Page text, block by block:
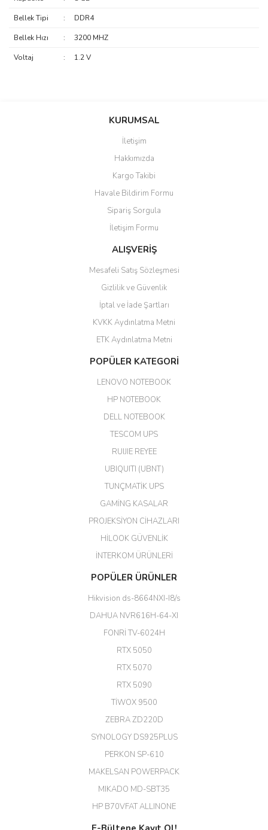
Bellek Tipi : DDR4
Bellek Hızı : 3200 MHZ
Voltaj : 1.2 V
Bu ürüne ilk yorumu siz yapın!
güzel paketlenmiş ama yanında
ile 24 izlenmektedir diye küçük
bir tabela olsa daha hoş
hızlı güvenli bir alışveriş oldu
Yalçın Kaya | 20/06/2026
ahmet yiğit | 29/04/2026
Aldığım ürün kapalı kutu teslim
edildi. Teşekkür ederim.
GÜRKAN KETHÜDAOĞLU |
Her şey için teşekkür ederim çok
Erdal Cingöz | 07/02/2026
Başarılı. Bu vasıfta bir ürünü bu
kadar uygun fiyata bulabilmek
büyük şans. Güvenliticaret
(HIKVISION DS-3E0326P-E/M(B)
EROL ÇAKMAK | 26/12/2025
Diğer yorumları göster
KURUMSAL
İletişim
Hakkımızda
Kargo Takibi
Havale Bildirim Formu
Sipariş Sorgula
İletişim Formu
ALIŞVERİŞ
Mesafeli Satış Sözleşmesi
Gizlilik ve Güvenlik
İptal ve İade Şartları
KVKK Aydınlatma Metni
ETK Aydınlatma Metni
POPÜLER KATEGORİ
LENOVO NOTEBOOK
HP NOTEBOOK
DELL NOTEBOOK
TESCOM UPS
RUIJIE REYEE
UBIQUITI (UBNT)
TUNÇMATİK UPS
GAMİNG KASALAR
PROJEKSİYON CİHAZLARI
HİLOOK GÜVENLİK
İNTERKOM ÜRÜNLERİ
POPÜLER ÜRÜNLER
Hikvision ds-8664NXI-I8/s
DAHUA NVR616H-64-XI
FONRİ TV-6024H
RTX 5050
RTX 5070
RTX 5090
TİWOX 9500
ZEBRA ZD220D
SYNOLOGY DS925PLUS
PERKON SP-610
MAKELSAN POWERPACK
MIKADO MD-SBT35
HP B70VFAT ALLINONE